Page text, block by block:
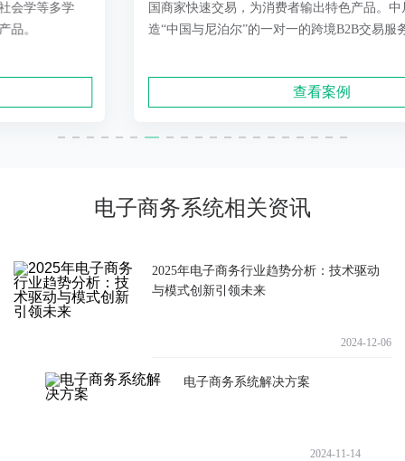
国商家快速交易，为消费者输出特色产品。中尼两国希望打
造“中国与尼泊尔”的一对一的跨境B2B交易服务平台。
电子商务系统相关资讯
2025年电子商务行业趋势分析：技术驱动
与模式创新引领未来
2024-12-06
电子商务系统解决方案
2024-11-14